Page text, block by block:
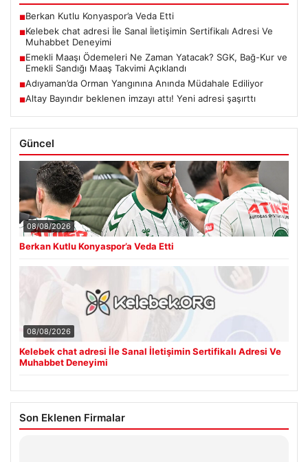
■Berkan Kutlu Konyaspor’a Veda Etti
■Kelebek chat adresi İle Sanal İletişimin Sertifikalı Adresi Ve
Muhabbet Deneyimi
■Emekli Maaşı Ödemeleri Ne Zaman Yatacak? SGK, Bağ-Kur ve
Emekli Sandığı Maaş Takvimi Açıklandı
■Adıyaman’da Orman Yangınına Anında Müdahale Ediliyor
■Altay Bayındır beklenen imzayı attı! Yeni adresi şaşırttı
Güncel
08/08/2026
Berkan Kutlu Konyaspor’a Veda Etti
08/08/2026
Kelebek chat adresi İle Sanal İletişimin Sertifikalı Adresi Ve
Muhabbet Deneyimi
Son Eklenen Firmalar